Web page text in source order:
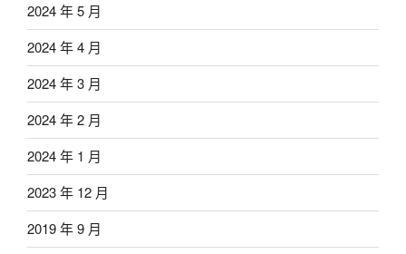
2024 年 5 月
2024 年 4 月
2024 年 3 月
2024 年 2 月
2024 年 1 月
2023 年 12 月
2019 年 9 月